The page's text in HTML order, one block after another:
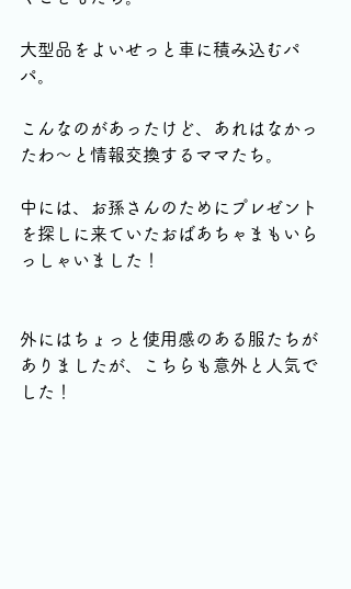
大型品をよいせっと車に積み込むパ
パ。
こんなのがあったけど、あれはなかっ
たわ〜と情報交換するママたち。
中には、お孫さんのためにプレゼント
を探しに来ていたおばあちゃまもいら
っしゃいました！
外にはちょっと使用感のある服たちが
ありましたが、こちらも意外と人気で
した！